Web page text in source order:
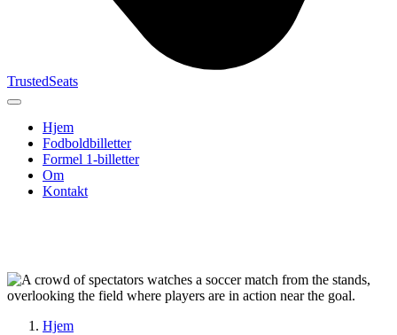
TrustedSeats
Hjem
Fodboldbilletter
Formel 1-billetter
Om
Kontakt
Hjem